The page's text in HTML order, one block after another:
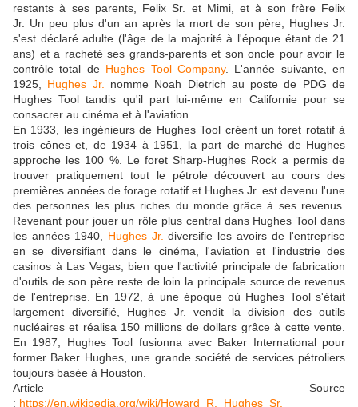
restants à ses parents, Felix Sr. et Mimi, et à son frère Felix
Jr. Un peu plus d'un an après la mort de son père, Hughes Jr.
s'est déclaré adulte (l'âge de la majorité à l'époque étant de 21
ans) et a racheté ses grands-parents et son oncle pour avoir le
contrôle total de Hughes Tool Company. L'année suivante, en
1925, Hughes Jr.
nomme Noah Dietrich au poste de PDG de
Hughes Tool tandis qu'il part lui-même en Californie pour se
consacrer au cinéma et à l'aviation.
En 1933, les ingénieurs de Hughes Tool créent un foret rotatif à
trois cônes et, de 1934 à 1951, la part de marché de Hughes
approche les 100 %. Le foret Sharp-Hughes Rock a permis de
trouver pratiquement tout le pétrole découvert au cours des
premières années de forage rotatif et Hughes Jr. est devenu l'une
des personnes les plus riches du monde grâce à ses revenus.
Revenant pour jouer un rôle plus central dans Hughes Tool dans
les années 1940, Hughes Jr. diversifie les avoirs de l'entreprise
en se diversifiant dans le cinéma, l'aviation et l'industrie des
casinos à Las Vegas, bien que l'activité principale de fabrication
d'outils de son père reste de loin la principale source de revenus
de l'entreprise. En 1972, à une époque où Hughes Tool s'était
largement diversifié, Hughes Jr. vendit la division des outils
nucléaires et réalisa 150 millions de dollars grâce à cette vente.
En 1987, Hughes Tool fusionna avec Baker International pour
former Baker Hughes, une grande société de services pétroliers
toujours basée à Houston.
Article Source
: https://en.wikipedia.org/wiki/Howard_R._Hughes_Sr.